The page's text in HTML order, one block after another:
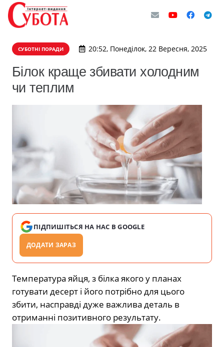
СУБОТНІ ПОРАДИ 20:52, Понеділок, 22 Вересня, 2025
Білок краще збивати холодним
чи теплим
ПІДПИШІТЬСЯ НА НАС В GOOGLE
ДОДАТИ ЗАРАЗ
Температура яйця, з білка якого у планах
готувати десерт і його потрібно для цього
збити, насправді дуже важлива деталь в
отриманні позитивного результату.